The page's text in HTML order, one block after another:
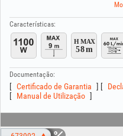
de jardins, o abastecimento de
transporte de líquidos não
reservatórios e de piscinas
transportar e armazenar após a
Com uma potência de 1100
profundidade de até 9 m e
assegurando um caudal máximo
O corpo em ferro fundido
durabilidade e fiabilidade
Potência nominal: 1100 W
Características:
Documentação:
Certificado de Garantia
Manual de Utilização